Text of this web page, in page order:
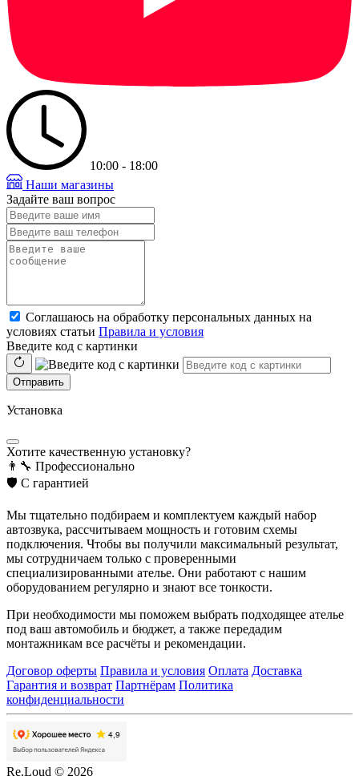
10:00 - 18:00
Наши магазины
Задайте ваш вопрос
Соглашаюсь на обработку персональных данных на
условиях статьи Правила и условия
Введите код с картинки
Отправить
Установка
Хотите качественную установку?
👨‍🔧 Профессионально
🛡️ С гарантией
Мы тщательно подбираем и комплектуем каждый набор
автозвука, рассчитываем мощность и готовим схемы
подключения. Чтобы вы получили максимальный результат,
мы сотрудничаем только с проверенными
специализированными ателье. Они работают с нашим
оборудованием регулярно и знают все тонкости.
При необходимости мы поможем выбрать подходящее ателье
под ваш автомобиль и бюджет, а также передадим
монтажникам все расчёты и рекомендации.
Договор оферты Правила и условия Оплата Доставка
Гарантия и возврат Партнёрам Политика
конфиденциальности
Re.Loud © 2026